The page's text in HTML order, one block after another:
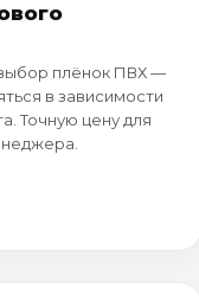
плёнок ПВХ —
в зависимости
Точную цену для